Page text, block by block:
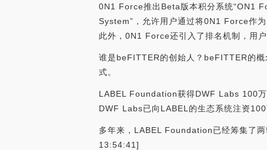
0N1 Force推出Beta版本积分系统“ON1
System”，允许用户通过将0N1 Force作
此外，0N1 Force还引入了排名机制，用
谁是beFITTER的创始人？beFITTER的概
式。
LABEL Foundation获得DWF Labs 100
DWF Labs已向LABEL的生态系统注资
多年来，LABEL Foundation已经筹集了
13:54:41]